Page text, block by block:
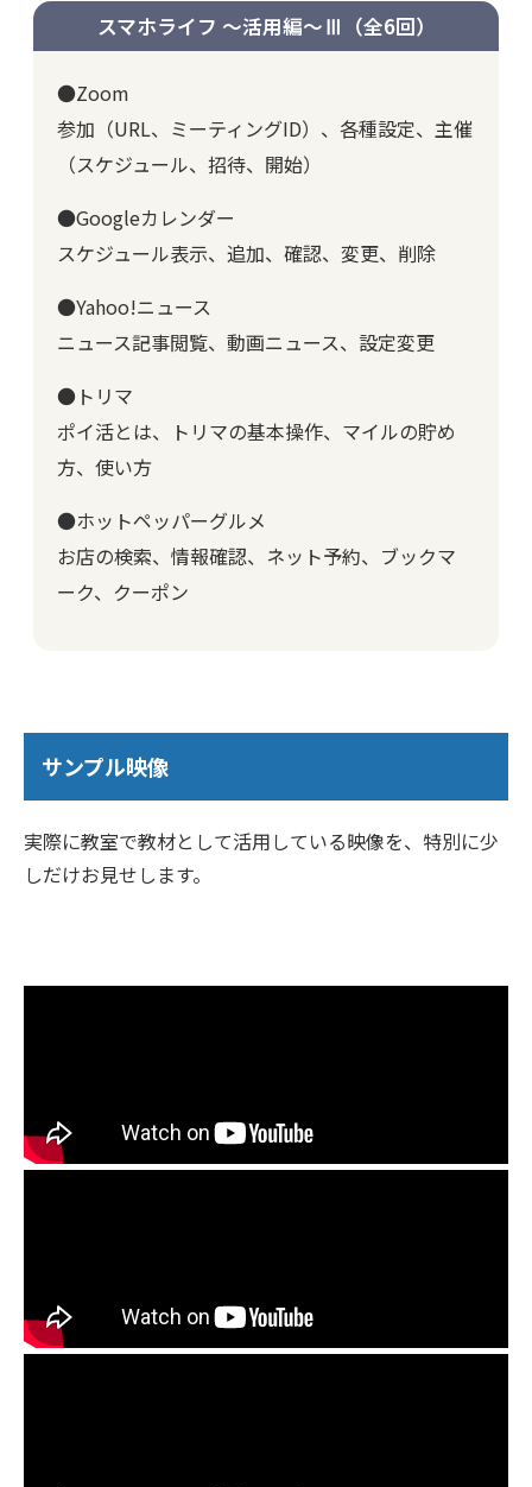
スマホライフ ～活用編～Ⅲ （全6回）
●Zoom
参加（URL、ミーティングID）、各種設定、主催
（スケジュール、招待、開始）
●Googleカレンダー
スケジュール表示、追加、確認、変更、削除
●Yahoo!ニュース
ニュース記事閲覧、動画ニュース、設定変更
●トリマ
ポイ活とは、トリマの基本操作、マイルの貯め
方、使い方
●ホットペッパーグルメ
お店の検索、情報確認、ネット予約、ブックマ
ーク、クーポン
サンプル映像
実際に教室で教材として活用している映像を、特別に少
しだけお見せします。